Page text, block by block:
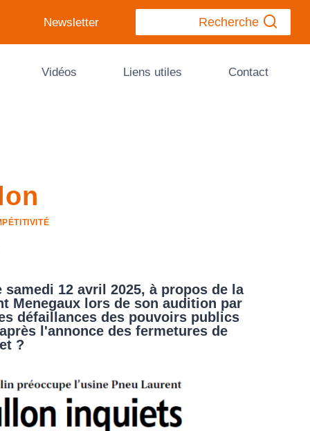
Newsletter Recherche
Vidéos Liens utiles Contact
12 avril 2025, à propos de la
Menegaux lors de son audition par
défaillances des pouvoirs publics
l'annonce des fermetures de
?